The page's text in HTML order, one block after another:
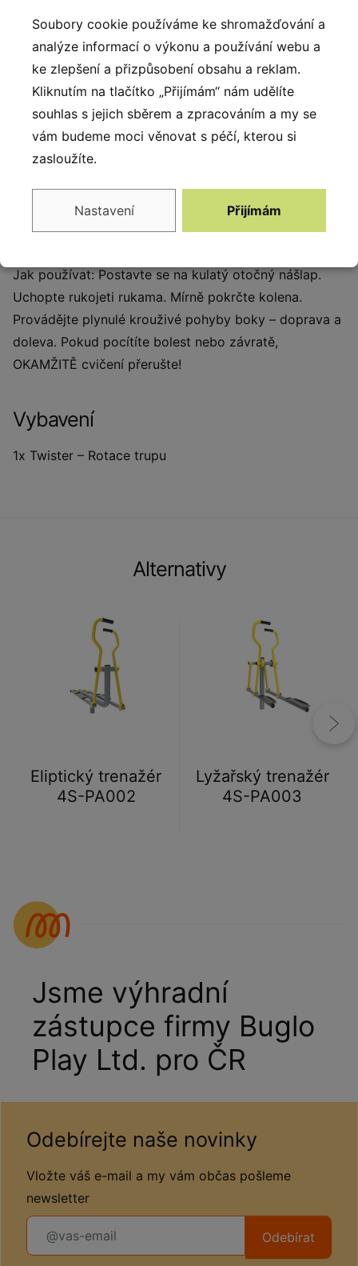
Popis produktu
Prvek je vyroben z odolné oceli s antikorozní
ochranou a práškovým nástřikem, což zaručuje
dlouhou životnost. Pevné spojení zajišťují nerezové
šrouby a matice. Fitness stroje jsou navrženy pro
použití ve venkovních fitness zónách, parcích či
veřejných prostranstvích. Stroje jsou vyráběny z
odolných materiálů které zajišťují dlouhou životnost a
bezpečné cvičení venku podle platných standardů pro
outdoor fitness zařízení.
Jak používat: Postavte se na kulatý otočný nášlap.
Uchopte rukojeti rukama. Mírně pokrčte kolena.
Provádějte plynulé krouživé pohyby boky – doprava a
doleva. Pokud pocítíte bolest nebo závratě,
OKAMŽITĚ cvičení přerušte!
Vybavení
1x Twister – Rotace trupu
Alternativy
Eliptický trenažér
4S-PA002
Lyžařský trenažér
4S-PA003
Jsme výhradní
zástupce firmy Buglo
Play Ltd. pro ČR
Odebírejte naše novinky
Vložte váš e-mail a my vám občas pošleme
newsletter
Odebírat
Soubory cookie používáme ke shromažďování a
analýze informací o výkonu a používání webu a
ke zlepšení a přizpůsobení obsahu a reklam.
Kliknutím na tlačítko „Přijímám“ nám udělíte
souhlas s jejich sběrem a zpracováním a my se
vám budeme moci věnovat s péčí, kterou si
zasloužíte.
Nastavení Přijímám